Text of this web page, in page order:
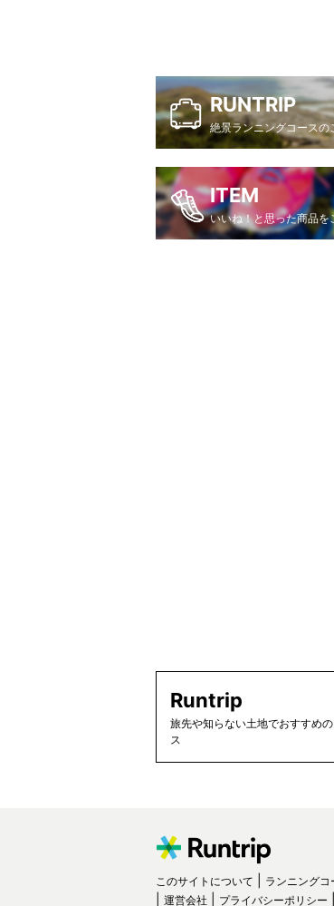
RUNTRIP
絶景ランニングコースの
ITEM
いいね！と思った商品を
Runtrip
旅先や知らない土地でおすすめ
ス
このサイトについて ランニングコ
運営会社
プライバシーポリシー